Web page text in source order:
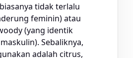
tidak terlalu
feminin) atau
(yang identik
Sebaliknya,
adalah citrus,